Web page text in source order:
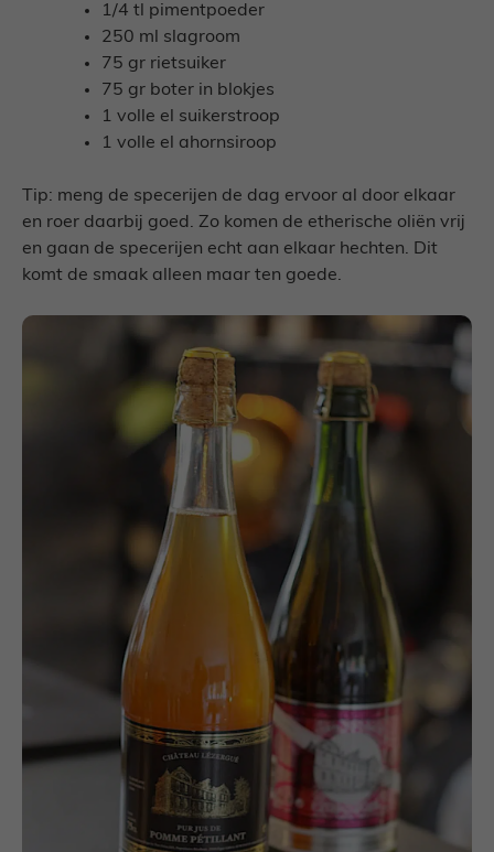
1/4 tl pimentpoeder
250 ml slagroom
75 gr rietsuiker
75 gr boter in blokjes
1 volle el suikerstroop
1 volle el ahornsiroop
Tip: meng de specerijen de dag ervoor al door elkaar
en roer daarbij goed. Zo komen de etherische oliën vrij
en gaan de specerijen echt aan elkaar hechten. Dit
komt de smaak alleen maar ten goede.